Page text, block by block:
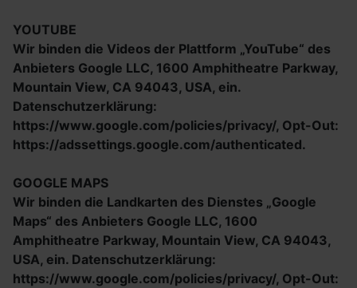
YOUTUBE
Wir binden die Videos der Plattform „YouTube“ des
Anbieters Google LLC, 1600 Amphitheatre Parkway,
Mountain View, CA 94043, USA, ein.
Datenschutzerklärung:
https://www.google.com/policies/privacy/, Opt-Out:
https://adssettings.google.com/authenticated.
GOOGLE MAPS
Wir binden die Landkarten des Dienstes „Google
Maps“ des Anbieters Google LLC, 1600
Amphitheatre Parkway, Mountain View, CA 94043,
USA, ein. Datenschutzerklärung:
https://www.google.com/policies/privacy/, Opt-Out: